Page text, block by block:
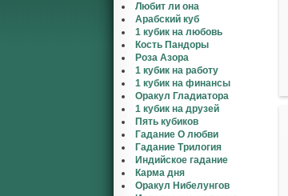
Любит ли она
Арабский куб
1 кубик на любовь
Кость Пандоры
Роза Азора
1 кубик на работу
1 кубик на финансы
Оракул Гладиатора
1 кубик на друзей
Пять кубиков
Гадание О любви
Гадание Трилогия
Индийское гадание
Карма дня
Оракул Нибелунгов